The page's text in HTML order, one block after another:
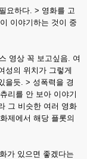
요하다. > 영화를 고
이야기하는 것이 중
영상 꼭 보고싶음. 여
성의 위치가 그렇게
을듯. > 성폭력을 경
리를 안 보아 이야기
그 비슷한 여러 영화
제에서 해당 플롯의
가 있으면 좋겠다는